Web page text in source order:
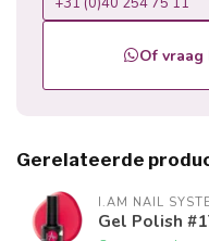
Of
Gerelateerde
I.AM NAIL
Gel Polish